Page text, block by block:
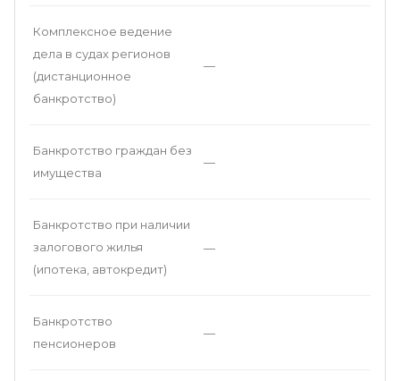
Комплексное ведение
дела в судах регионов
(дистанционное
банкротство)
—
Банкротство граждан без
имущества
—
Банкротство при наличии
залогового жилья
(ипотека, автокредит)
—
Банкротство
пенсионеров
—